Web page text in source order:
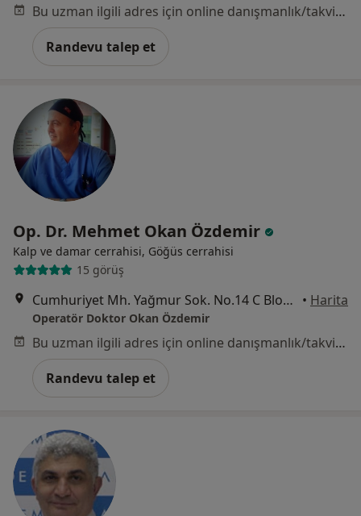
Bu uzman ilgili adres için online danışmanlık/takvim sunmuyor.
Randevu talep et
Op. Dr. Mehmet Okan Özdemir
Kalp ve damar cerrahisi, Göğüs cerrahisi
15 görüş
Cumhuriyet Mh. Yağmur Sok. No.14 C Blok Kat:3 D:6, Bursa • Harita
Operatör Doktor Okan Özdemir
Bu uzman ilgili adres için online danışmanlık/takvim sunmuyor.
Randevu talep et